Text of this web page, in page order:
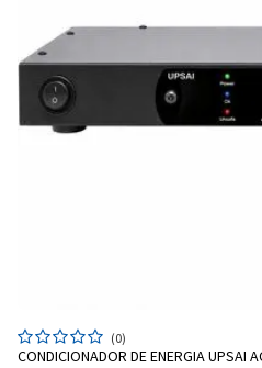
(0)
CONDICIONADOR DE ENERGIA UPSAI